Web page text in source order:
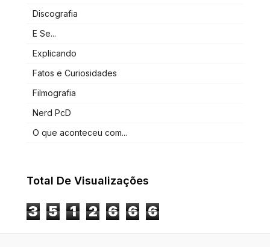
Discografia
E Se...
Explicando
Fatos e Curiosidades
Filmografia
Nerd PcD
O que aconteceu com...
Total De Visualizações
3 5 1 2 6 6 6